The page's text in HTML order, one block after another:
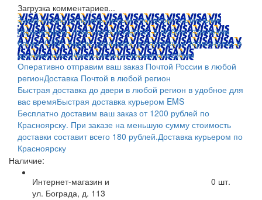
Загрузка комментариев...
Заказ можно оплатить любым способом: наличными
(Красноярск); пластиковой картой; в любом отделении
банка; QIWI, яндекс.деньгами; в платежных терминалах и
другими способами.Оплата любым способом
Оперативно отправим ваш заказ Почтой России в любой
регионДоставка Почтой в любой регион
Быстрая доставка до двери в любой регион в удобное для
вас времяБыстрая доставка курьером EMS
Бесплатно доставим ваш заказ от 1200 рублей по
Красноярску. При заказе на меньшую сумму стоимость
доставки составит всего 180 рублей.Доставка курьером по
Красноярску
Наличие:
Интернет-магазин и
ул. Бограда, д. 113
0 шт.